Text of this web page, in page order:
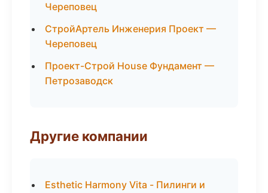
Череповец
СтройАртель Инженерия Проект —
Череповец
Проект-Строй House Фундамент —
Петрозаводск
Другие компании
Esthetic Harmony Vita - Пилинги и